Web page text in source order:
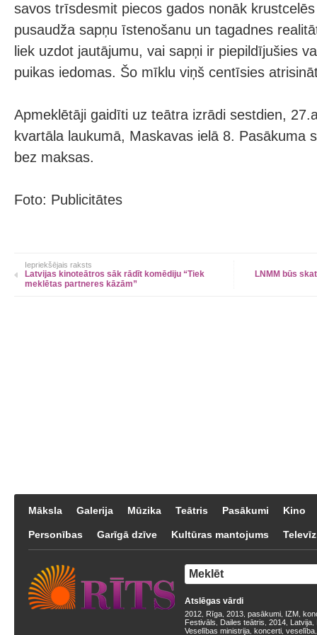
savos trīsdesmit piecos gados nonāk
pusaudža sapņu īstenošanu un tagadnes
liek uzdot jautājumu, vai sapņi ir piepildījušies
puikas iedomas. Šo mīklu viņš centīsies
Apmeklētāji gaidīti uz teātra izrādi sestdien,
kvartāla laukumā, Maskavas ielā 8. Pasākuma
bez maksas.
Foto: Publicitātes
Iepriekšējais raksts
Latvijas kinoteātros sāk rādīt komēdiju “Tiek
meklētas partneres kāzām”
LNMM būs
Māksla Galerija Mūzika Teātris Pasākumi Kino
Personības Garīgā dzīve Kultūras mantojums
Atslēgas vārdi
2012 Rīga 2013 pasākumi IZM
Festivāls
Dailes teātris 2014 Latvija
Veselības ministrija koncerti veselība